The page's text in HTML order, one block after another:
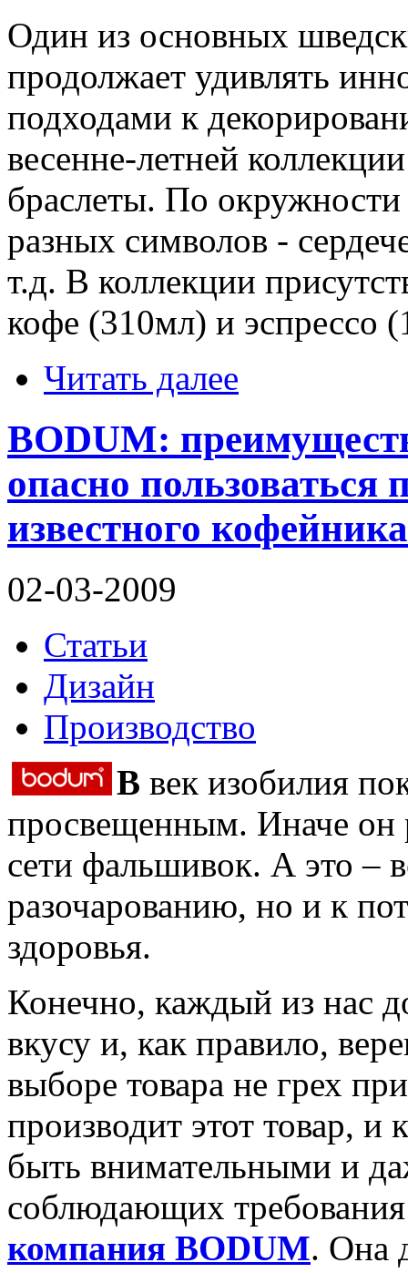
Один из основных
продолжает удивлять
подходами к
весенне-летней
браслеты. По
разных символов -
т.д. В коллекции
кофе (310мл) и эспрессо
Читать далее
BODUM:
опасно пользоваться
известного
02-03-2009
Статьи
Дизайн
Производство
В век изобилия
просвещенным. Иначе он
сети фальшивок. А это –
разочарованию, но и к
здоровья.
Конечно, каждый из нас
вкусу и, как правило,
выборе товара не грех
производит этот товар, и
быть внимательными и
соблюдающих требования
компания BODUM. Она